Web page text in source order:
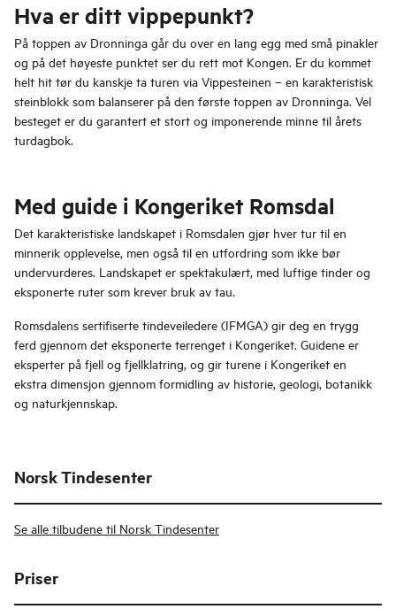
Hva er ditt vippepunkt?
På toppen av Dronninga går du over en lang egg med små pinakler
og på det høyeste punktet ser du rett mot Kongen. Er du kommet
helt hit tør du kanskje ta turen via Vippesteinen – en karakteristisk
steinblokk som balanserer på den første toppen av Dronninga. Vel
besteget er du garantert et stort og imponerende minne til årets
turdagbok.
Med guide i Kongeriket Romsdal
Det karakteristiske landskapet i Romsdalen gjør hver tur til en
minnerik opplevelse, men også til en utfordring som ikke bør
undervurderes. Landskapet er spektakulært, med luftige tinder og
eksponerte ruter som krever bruk av tau.
Romsdalens sertifiserte tindeveiledere (IFMGA) gir deg en trygg
ferd gjennom det eksponerte terrenget i Kongeriket. Guidene er
eksperter på fjell og fjellklatring, og gir turene i Kongeriket en
ekstra dimensjon gjennom formidling av historie, geologi, botanikk
og naturkjennskap.
Norsk Tindesenter
Se alle tilbudene til Norsk Tindesenter
Priser